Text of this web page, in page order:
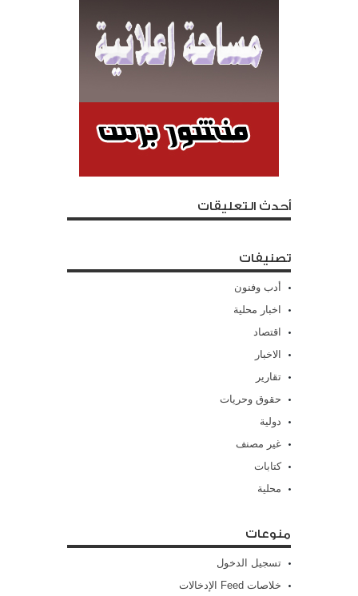
أحدث التعليقات
تصنيفات
أدب وفنون
اخبار محلية
اقتصاد
الاخبار
تقارير
حقوق وحريات
دولية
غير مصنف
كتابات
محلية
منوعات
تسجيل الدخول
خلاصات Feed الإدخالات